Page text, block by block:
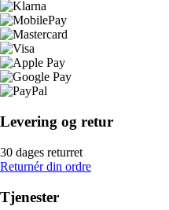
Levering og retur
30 dages returret
Returnér din ordre
Tjenester